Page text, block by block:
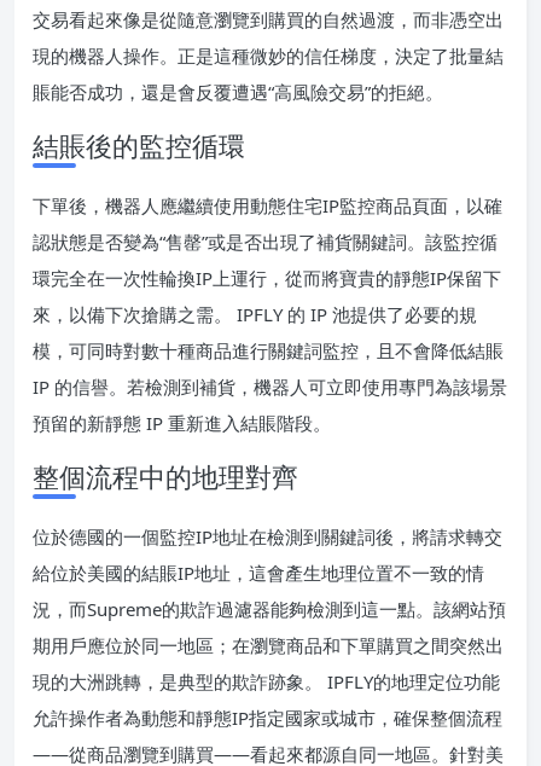
交易看起來像是從隨意瀏覽到購買的自然過渡，而非憑空出
現的機器人操作。正是這種微妙的信任梯度，決定了批量結
賬能否成功，還是會反覆遭遇“高風險交易”的拒絕。
結賬後的監控循環
下單後，機器人應繼續使用動態住宅IP監控商品頁面，以確
認狀態是否變為“售罄”或是否出現了補貨關鍵詞。該監控循
環完全在一次性輪換IP上運行，從而將寶貴的靜態IP保留下
來，以備下次搶購之需。 IPFLY 的 IP 池提供了必要的規
模，可同時對數十種商品進行關鍵詞監控，且不會降低結賬
IP 的信譽。若檢測到補貨，機器人可立即使用專門為該場景
預留的新靜態 IP 重新進入結賬階段。
整個流程中的地理對齊
位於德國的一個監控IP地址在檢測到關鍵詞後，將請求轉交
給位於美國的結賬IP地址，這會產生地理位置不一致的情
況，而Supreme的欺詐過濾器能夠檢測到這一點。該網站預
期用戶應位於同一地區；在瀏覽商品和下單購買之間突然出
現的大洲跳轉，是典型的欺詐跡象。 IPFLY的地理定位功能
允許操作者為動態和靜態IP指定國家或城市，確保整個流程
——從商品瀏覽到購買——看起來都源自同一地區。針對美